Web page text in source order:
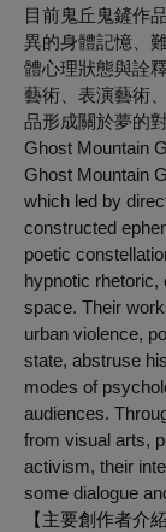
目前鬼丘鬼鏟作
異的身體記憶、
體心理狀態與詮
藝術、表演藝術
品形成關於夢的
Ghost Mountain
Ghost Mountain
which led by
constructed
poetic
hypnotic
space. Their
urban violence,
state, abstruse
modes of
audiences.
from visual arts,
activism, their
some dialogue
【主要創作者介紹